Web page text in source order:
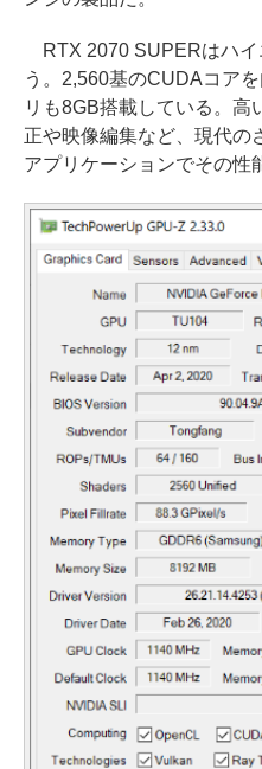
RTX 2070 SUPERはハイ
う。2,560基のCUDAコア
リも8GB搭載している。高
正や映像編集など、現代の
アプリケーションでその性